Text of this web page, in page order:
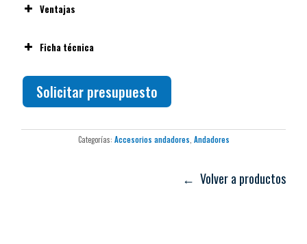
Color
Ventajas
Ficha técnica
Solicitar presupuesto
Categorías: Accesorios andadores Andadores
← Volver a productos